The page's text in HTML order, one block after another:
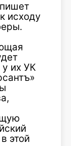
исходу
у их УК
этой